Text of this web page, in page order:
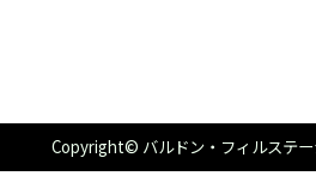
Copyright© バルドン・フィルステ